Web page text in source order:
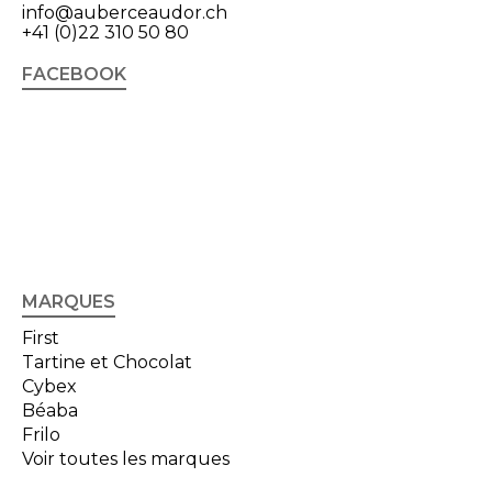
info@auberceaudor.ch
+41 (0)22 310 50 80
FACEBOOK
MARQUES
First
Tartine et Chocolat
Cybex
Béaba
Frilo
Voir toutes les marques